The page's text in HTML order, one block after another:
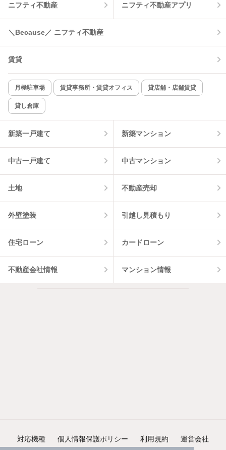
温水洗浄便座 オートロック
コンロ2口以上
新着のみ インターネット無料
該当件数:
12
物件一覧に反映
ニフティ不動産 ニフティ不動産アプリ
＼Because／ ニフティ不動産
賃貸
月極駐車場 賃貸事務所・賃貸オフィス 貸店舗・店舗賃貸
貸し倉庫
新築一戸建て 新築マンション
中古一戸建て 中古マンション
土地 不動産売却
外壁塗装 引越し見積もり
住宅ローン カードローン
不動産会社情報 マンション情報
対応機種 個人情報保護ポリシー 利用規約 運営会社